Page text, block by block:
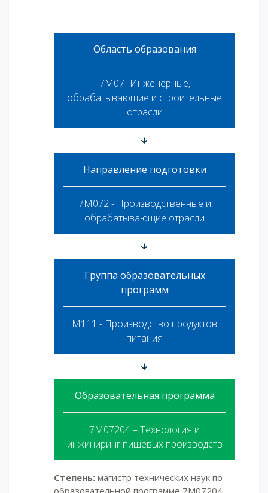
Область образования
7M07- Инженерные,
обрабатывающие и строительные
отрасли
Направление подготовки
7M072 - Производственные и
обрабатывающие отрасли
Группа образовательных
программ
M111 - Производство продуктов
питания
Образовательная программа
7М07204 – Технология и
инжиниринг пищевых производств
Степень: магистр технических наук по